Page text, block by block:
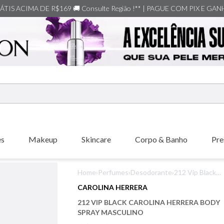
ACIMA DE R$169 🚚 Consulte Região !** | PAGUE COM PIX E
Makeup Skincare Corpo & Banho
Home›Perfumes›Desodorante›212 Vip Black
Masculino
CAROLINA HERRERA
212 VIP BLACK CAROLINA HERRERA BODY
SPRAY MASCULINO
carolina herrera